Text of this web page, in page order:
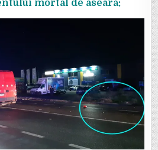
mortal de aseară: